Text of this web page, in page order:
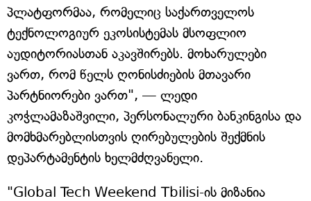
პლატფორმაა, რომელიც საქართველოს
ტექნოლოგიურ ეკოსისტემას მსოფლიო
აუდიტორიასთან აკავშირებს. მოხარულები
ვართ, რომ წელს ღონისძიების მთავარი
პარტნიორები ვართ", — ლედი
კოჭლამაზაშვილი, პერსონალური ბანკინგისა და
მომხმარებლისთვის ღირებულების შექმნის
დეპარტამენტის ხელმძღვანელი.
"Global Tech Weekend Tbilisi-ის მიზანია